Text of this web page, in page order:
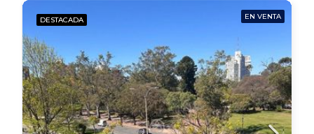
DESTACADA EN VENTA